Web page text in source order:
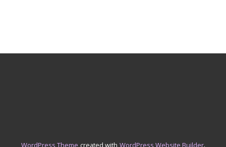
WordPress Theme created with WordPress Website Builder.